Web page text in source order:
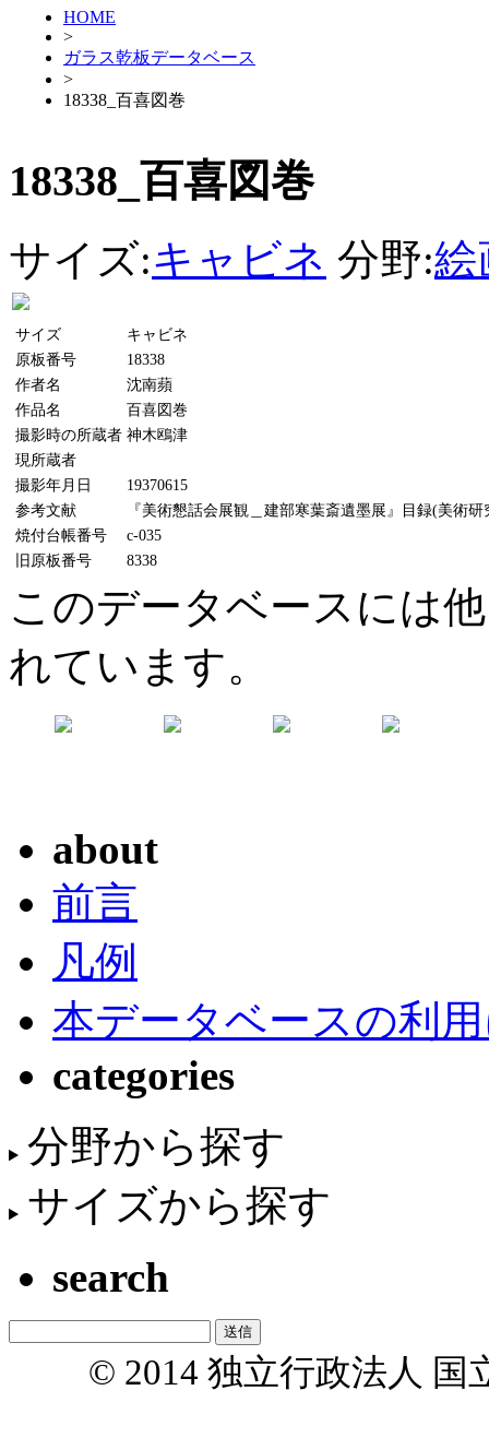
HOME
>
ガラス乾板データベース
>
18338_百喜図巻
18338_百喜図巻
サイズ:キャビネ 分野:絵
サイズ
キャビネ
原板番号
18338
作者名
沈南蘋
作品名
百喜図巻
撮影時の所蔵者 神木鴎津
現所蔵者
撮影年月日
19370615
参考文献
『美術懇話会展観＿建部寒葉斎遺墨展』目録(美術
焼付台帳番号
c-035
旧原板番号
8338
このデータベースには
れています。
about
前言
凡例
本データベースの利
categories
分野から探す
サイズから探す
search
© 2014 独立行政法人 国